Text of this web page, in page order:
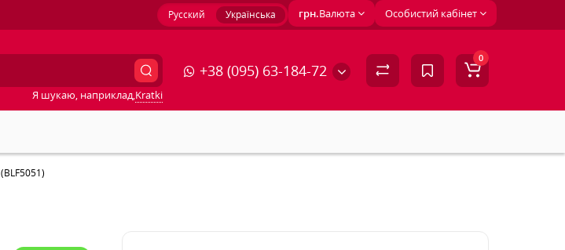
Особистий кабінет
грн.Валюта
Русский Українська
+38 (095) 63-184-72
Я шукаю, наприклад,Kratki
0